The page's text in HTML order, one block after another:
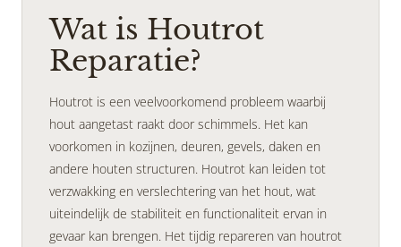
Wat is Houtrot
Reparatie?
Houtrot is een veelvoorkomend probleem waarbij
hout aangetast raakt door schimmels. Het kan
voorkomen in kozijnen, deuren, gevels, daken en
andere houten structuren. Houtrot kan leiden tot
verzwakking en verslechtering van het hout, wat
uiteindelijk de stabiliteit en functionaliteit ervan in
gevaar kan brengen. Het tijdig repareren van houtrot